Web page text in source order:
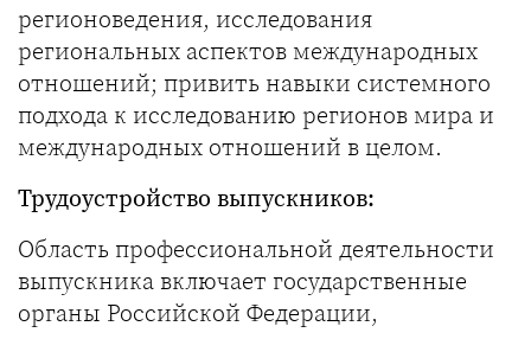
регионоведения, исследования
региональных аспектов международных
отношений; привить навыки системного
подхода к исследованию регионов мира и
международных отношений в целом.
Трудоустройство выпускников:
Область профессиональной деятельности
выпускника включает государственные
органы Российской Федерации,